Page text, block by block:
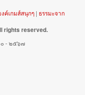
ค์เกมส์สนุกๆ | ธรรมะจาก
rights reserved.
- ๒๕๖๗